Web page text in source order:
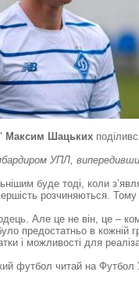
Максим Шацьких
УПЛ, випередивши
буде тоді, коли
розчиняються. Тому
Але це не він, це –
предостатньо в
і можливості для
футбол читай на Футбол